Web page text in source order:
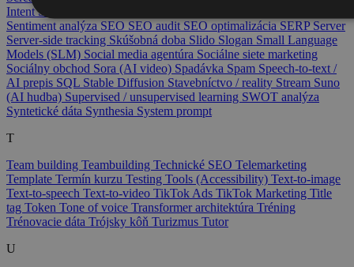
IntentSémantické SEO
Sentiment analýza SEO SEO audit SEO optimalizácia SERP Server
Server-side tracking Skúšobná doba Slido Slogan Small Language
Models (SLM) Social media agentúra Sociálne siete marketing
Sociálny obchod Sora (AI video) Spadávka Spam Speech-to-text /
AI prepis SQL Stable Diffusion Stavebníctvo / reality Stream Suno
(AI hudba) Supervised / unsupervised learning SWOT analýza
Syntetické dáta Synthesia System prompt
T
Team building Teambuilding Technické SEO Telemarketing
Template Termín kurzu Testing Tools (Accessibility) Text-to-image
Text-to-speech Text-to-video TikTok Ads TikTok Marketing Title
tag Token Tone of voice Transformer architektúra Tréning
Trénovacie dáta Trójsky kôň Turizmus Tutor
U